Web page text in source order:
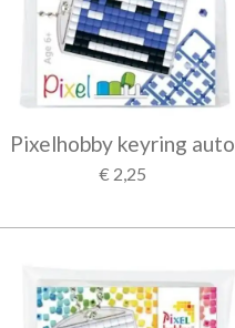
Pixelhobby keyring auto
€ 2,25